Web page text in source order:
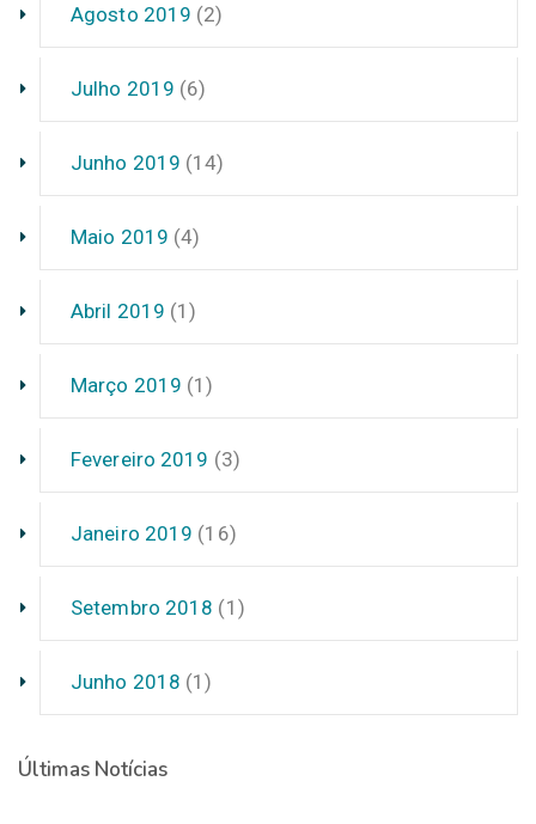
Agosto 2019 (2)
Julho 2019 (6)
Junho 2019 (14)
Maio 2019 (4)
Abril 2019 (1)
Março 2019 (1)
Fevereiro 2019 (3)
Janeiro 2019 (16)
Setembro 2018 (1)
Junho 2018 (1)
Últimas Notícias